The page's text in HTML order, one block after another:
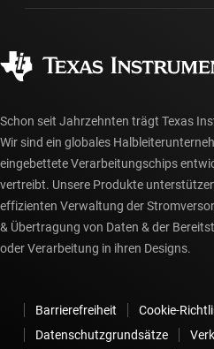
Fertigung
myTI-Konto FAQs
Häufig gestellte Fragen zu
Schon seit Jahrzehnten trägt Texas
Wir sind ein globales
eingebettete Verarbeitungschips
vertreibt. Unsere Produkte
effizienten Verwaltung der
& Übertragung von Daten & der
oder Verarbeitung in ihren Designs.
Barrierefreiheit
Cookie-
Datenschutzgrundsätze